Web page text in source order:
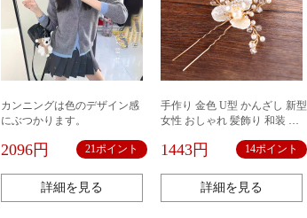
カンニングは色のデザイン感
にぶつかります。
2096円 21ポイント
詳細を見る
手作り 金色 U型 かんざし 新型
女性 おしゃれ 髪飾り 和装 浴
リー かんざし 簪 まとめ髪 お
1443円 14ポイント
詳細を見る